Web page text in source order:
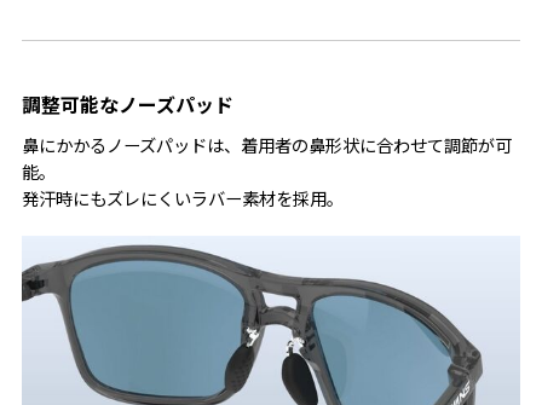
調整可能なノーズパッド
鼻にかかるノーズパッドは、着用者の鼻形状に合わせて調節が可
能。
発汗時にもズレにくいラバー素材を採用。